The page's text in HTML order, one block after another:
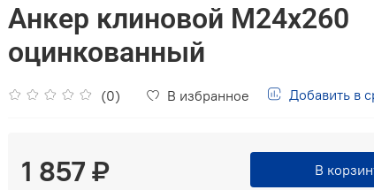
Анкер клиновой М24х260
оцинкованный
(0) В избранное Добавить в
1 857 ₽ В